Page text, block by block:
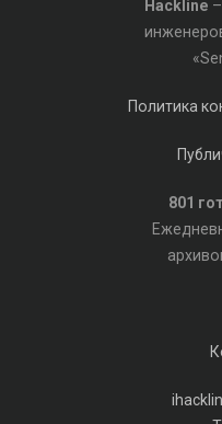
Hackline
Политика
801